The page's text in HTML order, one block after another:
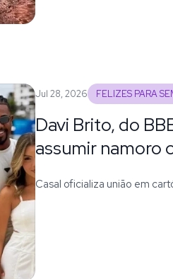
Jul 28, 2026 FELIZES PARA
Davi Brito, do
assumir namoro
Casal oficializa união em